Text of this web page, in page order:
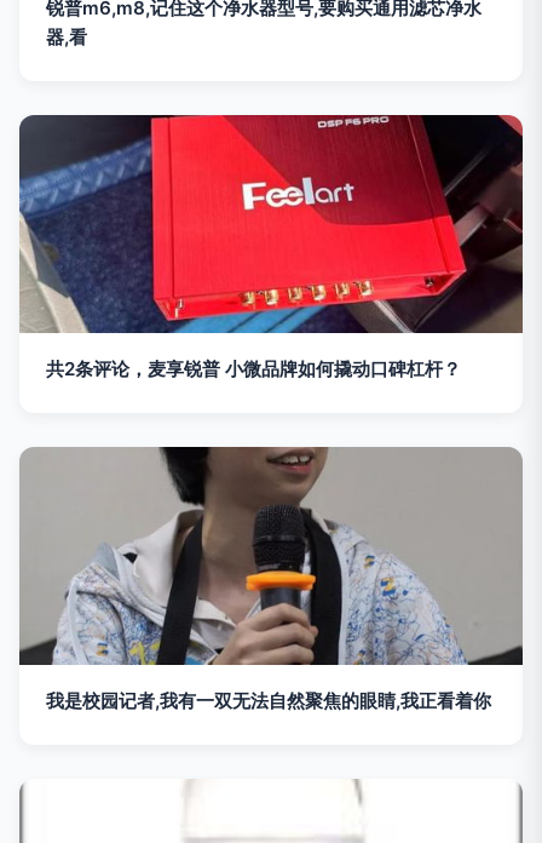
锐普m6,m8,记住这个净水器型号,要购买通用滤芯净水
器,看
共2条评论，麦享锐普 小微品牌如何撬动口碑杠杆？
我是校园记者,我有一双无法自然聚焦的眼睛,我正看着你